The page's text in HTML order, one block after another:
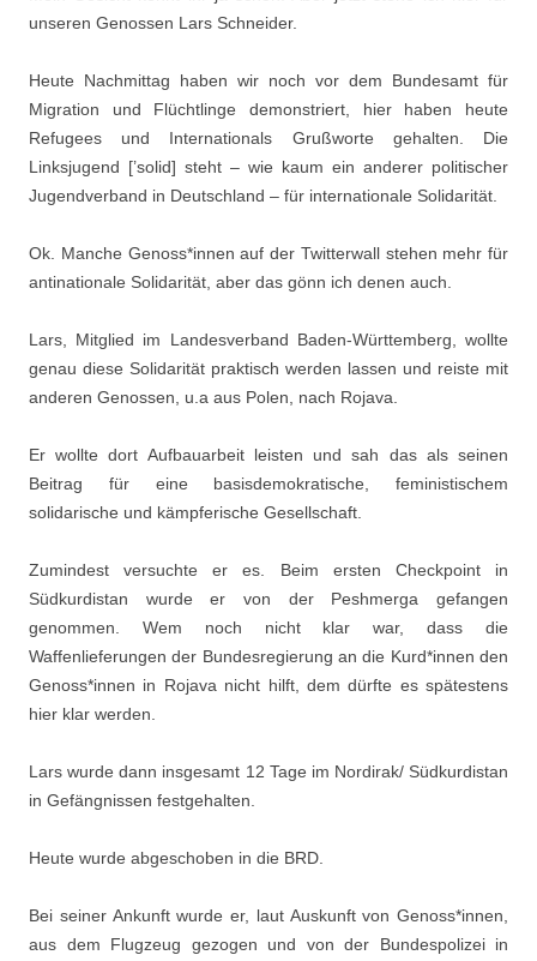
unseren Genossen Lars Schneider.
Heute Nachmittag haben wir noch vor dem Bundesamt für
Migration und Flüchtlinge demonstriert, hier haben heute
Refugees und Internationals Grußworte gehalten. Die
Linksjugend [’solid] steht – wie kaum ein anderer politischer
Jugendverband in Deutschland – für internationale Solidarität.
Ok. Manche Genoss*innen auf der Twitterwall stehen mehr für
antinationale Solidarität, aber das gönn ich denen auch.
Lars, Mitglied im Landesverband Baden-Württemberg, wollte
genau diese Solidarität praktisch werden lassen und reiste mit
anderen Genossen, u.a aus Polen, nach Rojava.
Er wollte dort Aufbauarbeit leisten und sah das als seinen
Beitrag für eine basisdemokratische, feministischem
solidarische und kämpferische Gesellschaft.
Zumindest versuchte er es. Beim ersten Checkpoint in
Südkurdistan wurde er von der Peshmerga gefangen
genommen. Wem noch nicht klar war, dass die
Waffenlieferungen der Bundesregierung an die Kurd*innen den
Genoss*innen in Rojava nicht hilft, dem dürfte es spätestens
hier klar werden.
Lars wurde dann insgesamt 12 Tage im Nordirak/ Südkurdistan
in Gefängnissen festgehalten.
Heute wurde abgeschoben in die BRD.
Bei seiner Ankunft wurde er, laut Auskunft von Genoss*innen,
aus dem Flugzeug gezogen und von der Bundespolizei in